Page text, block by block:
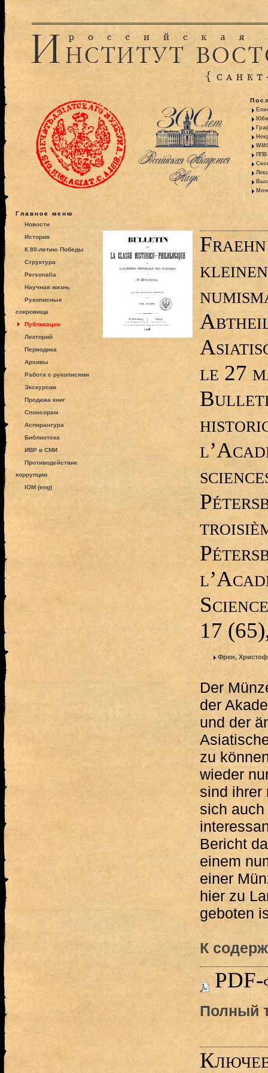
ППВ
Главное меню
Новости
История
К 80-летию Победы
Структура
Personalia
Научная жизнь
Рукописные
сокровища
Публикации
Лекторий
Периодика
Архивы
Работа с рукописями
Экскурсии
Продажа книг
Спонсорам
Аспирантура
Библиотека
ИВР в СМИ
Противодействие
коррупции
IOM (eng)
le 27
17
Френ,
Der
der
und der
zu
wieder
sind ihrer
sich
Bericht
einem
einer
hier zu
geboten
К
PDF-
Полный